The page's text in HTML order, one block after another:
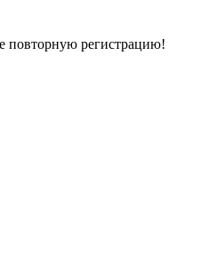
повторную регистрацию!